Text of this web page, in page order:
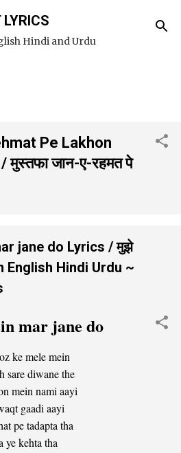
main content
Hindi and Urdu
Pe Lakhon
जान-ए-रहमत पे
jane do Lyrics / मुझे
English Hindi Urdu ~
mar jane do
ke mele mein
sare diwane the
mein nami aayi
gaadi aayi
pe tadapta tha
ye kehta tha